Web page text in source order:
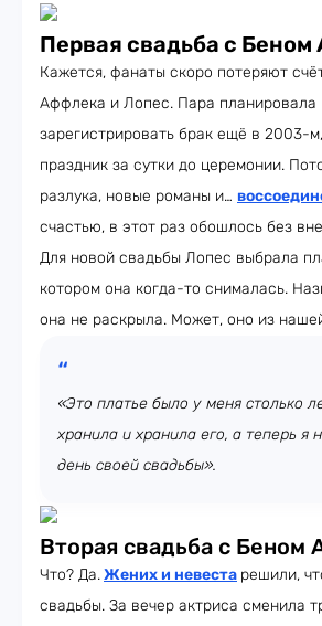
Первая свадьба с
Кажется, фанаты скоро потеряют
Аффлека и Лопес. Пара планировала
зарегистрировать брак ещё в 2003-
праздник за сутки до церемонии.
разлука, новые романы и…
счастью, в этот раз обошлось без
Для новой свадьбы Лопес выбрала
котором она когда-то снималась.
она не раскрыла. Может, оно из
«Это платье было у меня столько
хранила и хранила его, а теперь я
день своей свадьбы».
Вторая свадьба с Беном
Что? Да.Жених и невеста решили,
свадьбы. За вечер актриса сменила